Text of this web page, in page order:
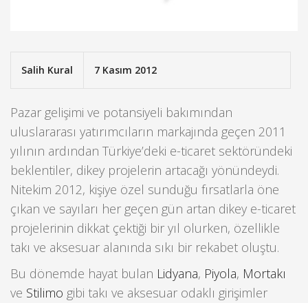
Salih Kural 7 Kasım 2012
Pazar gelişimi ve potansiyeli bakımından
uluslararası yatırımcıların markajında geçen 2011
yılının ardından Türkiye’deki e-ticaret sektöründeki
beklentiler, dikey projelerin artacağı yönündeydi.
Nitekim 2012, kişiye özel sunduğu fırsatlarla öne
çıkan ve sayıları her geçen gün artan dikey e-ticaret
projelerinin dikkat çektiği bir yıl olurken, özellikle
takı ve aksesuar alanında sıkı bir rekabet oluştu.
Bu dönemde hayat bulan Lidyana, Piyola, Mortakı
ve Stilimo gibi takı ve aksesuar odaklı girişimler